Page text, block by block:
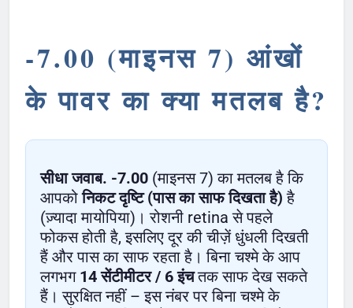
-7.00 (माइनस 7) आंखों
के पावर का क्या मतलब है?
सीधा जवाब. -7.00 (माइनस 7) का मतलब है कि
आपकोनिकट दृष्टि (पास का साफ दिखता है) है
(ज़्यादा मायोपिया)। रोशनी retina से पहले
फोकस होती है, इसलिए दूर की चीज़ें धुंधली दिखती
हैं और पास का साफ रहता है। बिना चश्मे के आप
लगभग 14 सेंटीमीटर / 6 इंचतक साफ देख सकते
हैं। सुरक्षित नहीं – इस नंबर पर बिना चश्मे के